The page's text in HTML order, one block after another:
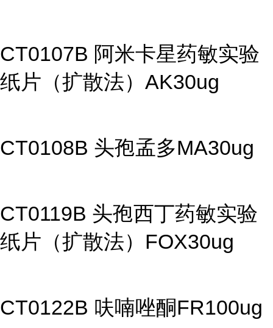
CT0107B 阿米卡星药敏实验
纸片（扩散法）AK30ug
CT0108B 头孢孟多MA30ug
CT0119B 头孢西丁药敏实验
纸片（扩散法）FOX30ug
CT0122B 呋喃唑酮FR100ug